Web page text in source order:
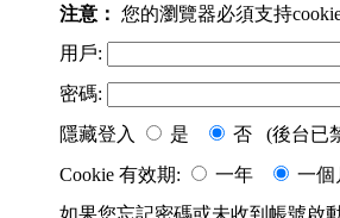
注意： 您的瀏覽器必須支持
用戶:
密碼:
隱藏登入
是
否 (後台已
Cookie 有效期:
一年 一
如果您忘記密碼或未收到帳號啟